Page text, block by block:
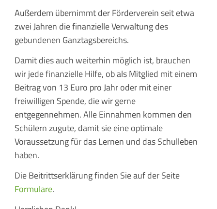
Außerdem übernimmt der Förderverein seit etwa
zwei Jahren die finanzielle Verwaltung des
gebundenen Ganztagsbereichs.
Damit dies auch weiterhin möglich ist, brauchen
wir jede finanzielle Hilfe, ob als Mitglied mit einem
Beitrag von 13 Euro pro Jahr oder mit einer
freiwilligen Spende, die wir gerne
entgegennehmen. Alle Einnahmen kommen den
Schülern zugute, damit sie eine optimale
Voraussetzung für das Lernen und das Schulleben
haben.
Die Beitrittserklärung finden Sie auf der Seite
Formulare.